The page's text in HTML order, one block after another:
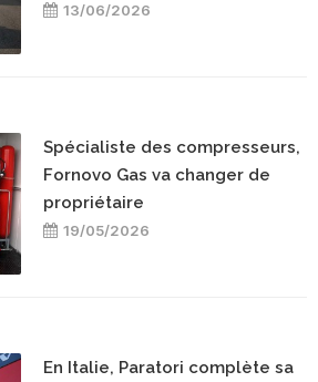
13/06/2026
Spécialiste des compresseurs,
Fornovo Gas va changer de
propriétaire
19/05/2026
En Italie, Paratori complète sa